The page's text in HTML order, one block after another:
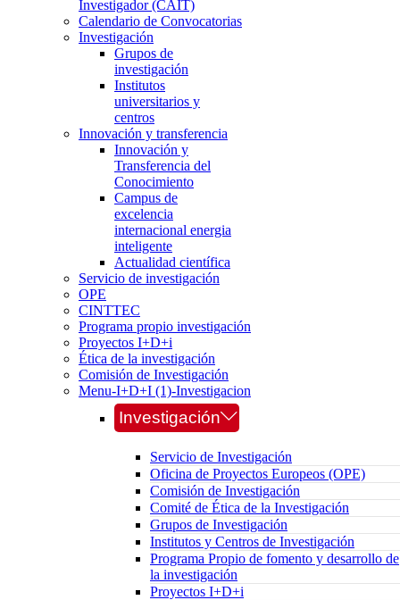
Investigador (CAIT)
Calendario de Convocatorias
Investigación
Grupos de
investigación
Institutos
universitarios y
centros
Innovación y transferencia
Innovación y
Transferencia del
Conocimiento
Campus de
excelencia
internacional energia
inteligente
Actualidad científica
Servicio de investigación
OPE
CINTTEC
Programa propio investigación
Proyectos I+D+i
Ética de la investigación
Comisión de Investigación
Menu-I+D+I (1)-Investigacion
Investigación
Servicio de Investigación
Oficina de Proyectos Europeos (OPE)
Comisión de Investigación
Comité de Ética de la Investigación
Grupos de Investigación
Institutos y Centros de Investigación
Programa Propio de fomento y desarrollo de
la investigación
Proyectos I+D+i